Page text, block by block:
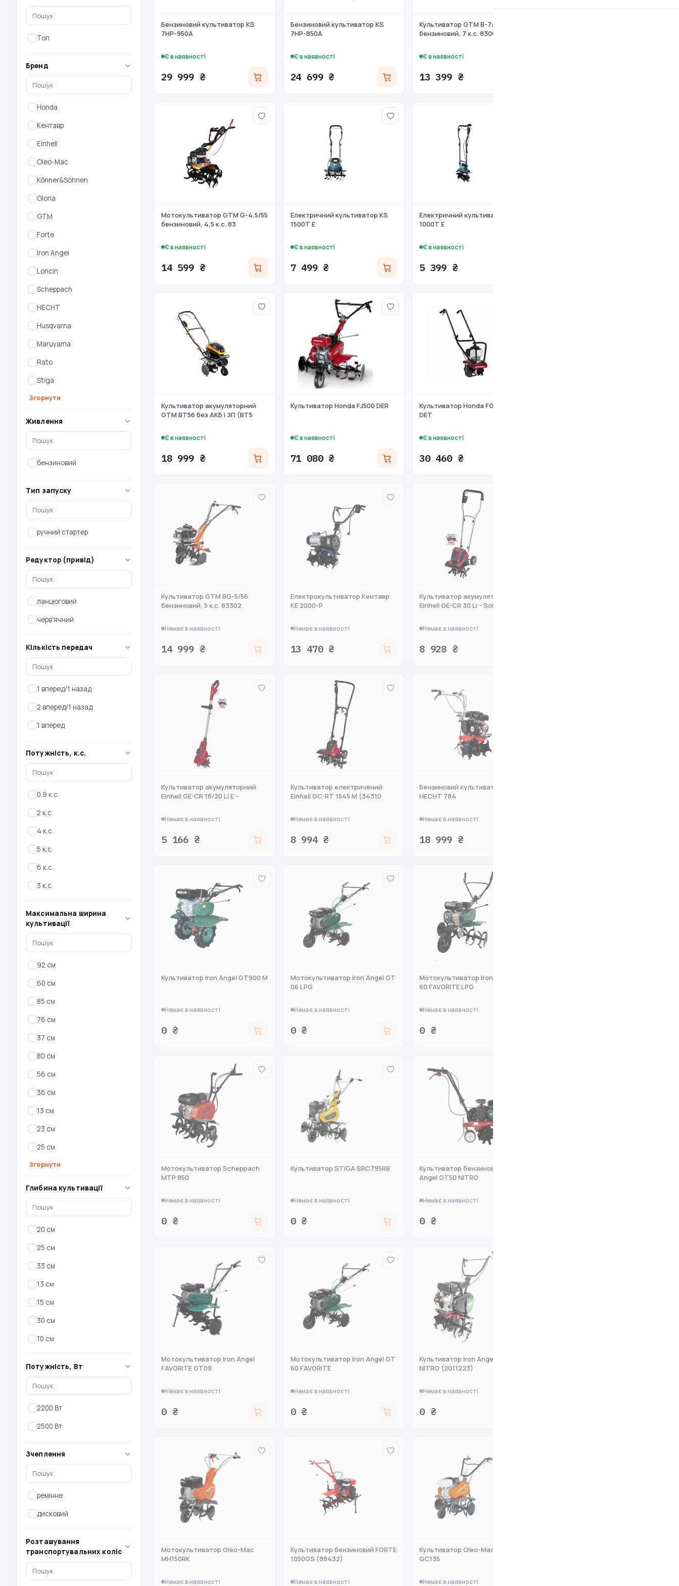
Топ
Бренд
Honda
Кентавр
Einhell
Oleo-Mac
Könner&Söhnen
Gloria
GTM
Forte
Iron Angel
Loncin
Scheppach
HECHT
Husqvarna
Maruyama
Rato
Stiga
Згорнути
Живлення
бензиновий
Тип запуску
ручний стартер
Редуктор (привід)
ланцюговий
черв'ячний
Кількість передач
1 вперед/1 назад
2 вперед/1 назад
1 вперед
Потужність, к.с.
0.9 к.с.
2 к.с.
4 к.с.
5 к.с.
6 к.с.
3 к.с.
Максимальна ширина
культивації
92 см
60 см
85 см
76 см
37 см
80 см
56 см
36 см
13 см
23 см
25 см
Згорнути
Глибина культивації
20 см
25 см
33 см
13 см
15 см
30 см
10 см
Потужність, Вт
2200 Вт
2500 Вт
Зчеплення
ремінне
дисковий
Розташування
транспортувальних коліс
Бензиновий культиватор KS
7HP-950A
Є в наявності
29 999 ₴
Бензиновий культиватор KS
7HP-850A
Є в наявності
24 699 ₴
Культиватор GTM B-7/88-2
бензиновий, 7 к.с. 83060
Є в наявності
13 399 ₴
Мотокультиватор GTM G-4,5/55
бензиновий, 4,5 к.с. 83
Є в наявності
14 599 ₴
Електричний культиватор KS
1500T E
Є в наявності
7 499 ₴
Електричний культиватор KS
1000T E
Є в наявності
5 399 ₴
Культиватор акумуляторний
GTM BT56 без АКБ і ЗП (BT5
Є в наявності
18 999 ₴
Культиватор Honda FJ500 DER
Є в наявності
71 080 ₴
Культиватор Honda FG110 K2
DET
Є в наявності
30 460 ₴
Культиватор GTM BG-5/56
бензиновий, 5 к.с. 83302
Немає в наявності
14 999 ₴
Електрокультиватор Кентавр
КЕ 2000-Р
Немає в наявності
13 470 ₴
Культиватор акумуляторний
Einhell GE-CR 30 Li - Solo
Немає в наявності
8 928 ₴
Культиватор акумуляторний
Einhell GE-CR 18/20 Li E -
Немає в наявності
5 166 ₴
Культиватор електричений
Einhell GC-RT 1545 M (34310
Немає в наявності
8 994 ₴
Бензиновий культиватор
HECHT 784
Немає в наявності
18 999 ₴
Культиватор Iron Angel GT900 M
Немає в наявності
0 ₴
Мотокультиватор Iron Angel GT
06 LPG
Немає в наявності
0 ₴
Мотокультиватор Iron Angel GT
60 FAVORITE LPG
Немає в наявності
0 ₴
Мотокультиватор Scheppach
MTP 850
Немає в наявності
0 ₴
Культиватор STIGA SRC795RB
Немає в наявності
0 ₴
Культиватор бензиновий Iron
Angel GT50 NITRO
Немає в наявності
0 ₴
Мотокультиватор Iron Angel
FAVORITE GT09
Немає в наявності
0 ₴
Мотокультиватор Iron Angel GT
60 FAVORITE
Немає в наявності
0 ₴
Культиватор Iron Angel GT50
NITRO (2011223)
Немає в наявності
0 ₴
Мотокультиватор Oleo-Mac
MH150RK
Немає в наявності
Культиватор бензиновий FORTE
1050GS (88432)
Немає в наявності
Культиватор Oleo-Mac МН 165R
GC135
Немає в наявності